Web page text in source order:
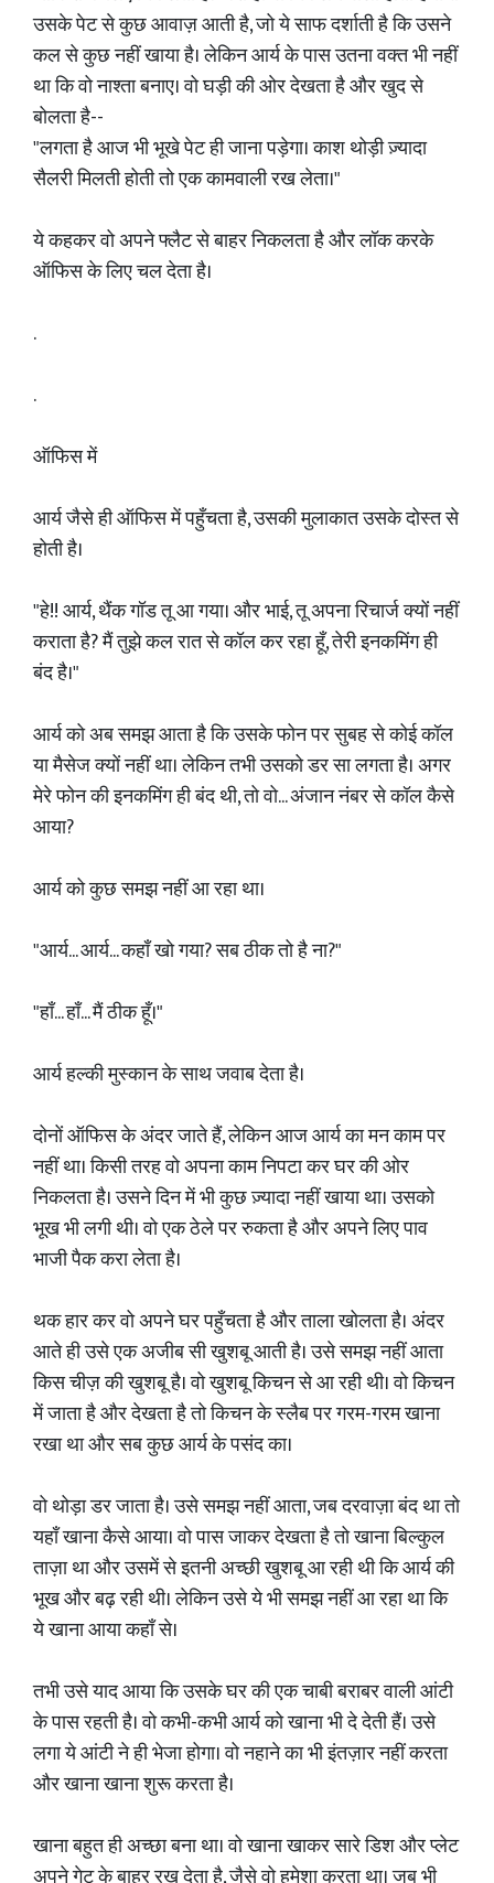
उसके पेट से कुछ आवाज़ आती है, जो ये साफ दर्शाती है कि उसने
कल से कुछ नहीं खाया है। लेकिन आर्य के पास उतना वक्त भी नहीं
था कि वो नाश्ता बनाए। वो घड़ी की ओर देखता है और खुद से
बोलता है--
"लगता है आज भी भूखे पेट ही जाना पड़ेगा। काश थोड़ी ज़्यादा
सैलरी मिलती होती तो एक कामवाली रख लेता।"
ये कहकर वो अपने फ्लैट से बाहर निकलता है और लॉक करके
ऑफिस के लिए चल देता है।
.
.
ऑफिस में
आर्य जैसे ही ऑफिस में पहुँचता है, उसकी मुलाकात उसके दोस्त से
होती है।
"हे!! आर्य, थैंक गॉड तू आ गया। और भाई, तू अपना रिचार्ज क्यों नहीं
कराता है? मैं तुझे कल रात से कॉल कर रहा हूँ, तेरी इनकमिंग ही
बंद है।"
आर्य को अब समझ आता है कि उसके फोन पर सुबह से कोई कॉल
या मैसेज क्यों नहीं था। लेकिन तभी उसको डर सा लगता है। अगर
मेरे फोन की इनकमिंग ही बंद थी, तो वो... अंजान नंबर से कॉल कैसे
आया?
आर्य को कुछ समझ नहीं आ रहा था।
"आर्य... आर्य... कहाँ खो गया? सब ठीक तो है ना?"
"हाँ... हाँ... मैं ठीक हूँ।"
आर्य हल्की मुस्कान के साथ जवाब देता है।
दोनों ऑफिस के अंदर जाते हैं, लेकिन आज आर्य का मन काम पर
नहीं था। किसी तरह वो अपना काम निपटा कर घर की ओर
निकलता है। उसने दिन में भी कुछ ज़्यादा नहीं खाया था। उसको
भूख भी लगी थी। वो एक ठेले पर रुकता है और अपने लिए पाव
भाजी पैक करा लेता है।
थक हार कर वो अपने घर पहुँचता है और ताला खोलता है। अंदर
आते ही उसे एक अजीब सी खुशबू आती है। उसे समझ नहीं आता
किस चीज़ की खुशबू है। वो खुशबू किचन से आ रही थी। वो किचन
में जाता है और देखता है तो किचन के स्लैब पर गरम-गरम खाना
रखा था और सब कुछ आर्य के पसंद का।
वो थोड़ा डर जाता है। उसे समझ नहीं आता, जब दरवाज़ा बंद था तो
यहाँ खाना कैसे आया। वो पास जाकर देखता है तो खाना बिल्कुल
ताज़ा था और उसमें से इतनी अच्छी खुशबू आ रही थी कि आर्य की
भूख और बढ़ रही थी। लेकिन उसे ये भी समझ नहीं आ रहा था कि
ये खाना आया कहाँ से।
तभी उसे याद आया कि उसके घर की एक चाबी बराबर वाली आंटी
के पास रहती है। वो कभी-कभी आर्य को खाना भी दे देती हैं। उसे
लगा ये आंटी ने ही भेजा होगा। वो नहाने का भी इंतज़ार नहीं करता
और खाना खाना शुरू करता है।
खाना बहुत ही अच्छा बना था। वो खाना खाकर सारे डिश और प्लेट